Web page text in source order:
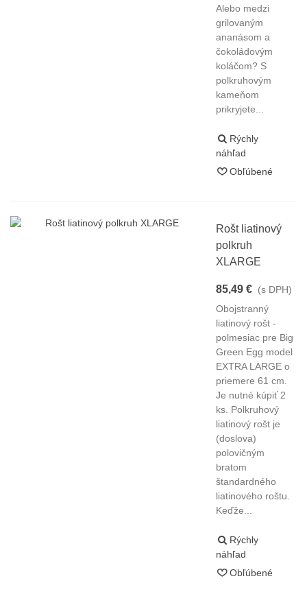
Alebo medzi
grilovaným
ananásom a
čokoládovým
koláčom? S
polkruhovým
kameňom
prikryjete...
Rýchly
náhľad
Obľúbené
Rošt liatinový
polkruh
XLARGE
85,49 € (s DPH)
Obojstranný
liatinový rošt -
polmesiac pre Big
Green Egg model
EXTRA LARGE o
priemere 61 cm.
Je nutné kúpiť 2
ks. Polkruhový
liatinový rošt je
(doslova)
polovičným
bratom
štandardného
liatinového roštu.
Keďže...
Rýchly
náhľad
Obľúbené